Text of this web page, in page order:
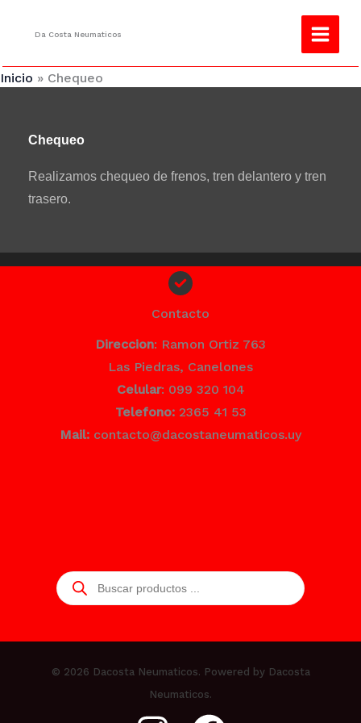
Da Costa Neumaticos
Inicio Chequeo
Chequeo
Realizamos chequeo de frenos, tren delantero y tren
trasero.
Contacto
Direccion: Ramon Ortiz 763
Las Piedras, Canelones
Celular: 099 320 104
Telefono:2365 41 53
Mail: contacto@dacostaneumaticos.uy
Búsqueda
de
productos
© 2026 Dacosta Neumaticos. Powered by Dacosta
Neumaticos.
Consulta